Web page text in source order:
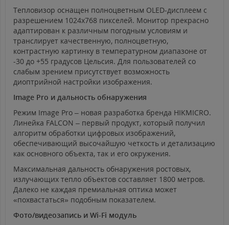
Тепловизор оснащен полноцветным OLED-дисплеем с
разрешением 1024х768 пикселей. Монитор прекрасно
адаптирован к различным погодным условиям и
транслирует качественную, полноцветную,
контрастную картинку в температурном диапазоне от
-30 до +55 градусов Цельсия. Для пользователей со
слабым зрением присутствует возможность
диоптрийной настройки изображения.
Image Pro и дальность обнаружения
Режим Image Pro – новая разработка бренда HIKMICRO.
Линейка FALCON – первый продукт, который получил
алгоритм обработки цифровых изображений,
обеспечивающий высочайшую четкость и детализацию
как основного объекта, так и его окружения.
Максимальная дальность обнаружения ростовых,
излучающих тепло объектов составляет 1800 метров.
Далеко не каждая премиальная оптика может
«похвастаться» подобным показателем.
Фото/видеозапись и Wi-Fi модуль